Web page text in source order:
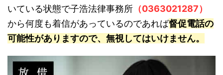
いている状態で子浩法律事務所 （0363021287）
から何度も着信があっているのであれば督促電話の
可能性がありますので、無視してはいけません。